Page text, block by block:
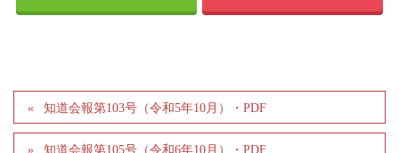
知道会報第103号（令和5年10月）・PDF
知道会報第105号（令和6年10月）・PDF